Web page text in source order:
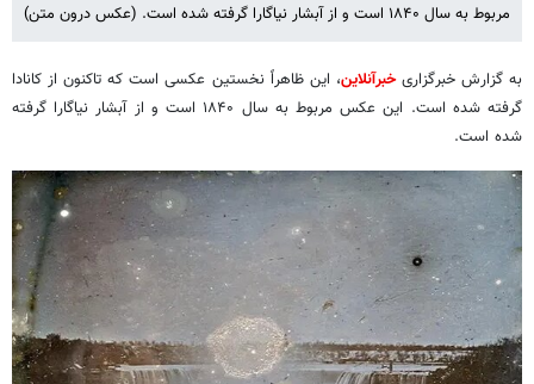
مربوط به سال ۱۸۴۰ است و از آبشار نیاگارا گرفته شده است. (عکس درون متن)
به گزارش خبرگزاریخبرآنلاین، این ظاهراً نخستین عکسی است که تاکنون از کانادا
گرفته شده است. این عکس مربوط به سال ۱۸۴۰ است و از آبشار نیاگارا گرفته
شده است.